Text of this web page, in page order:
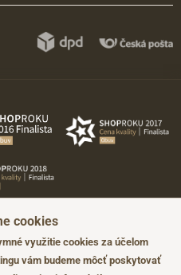
cookies
využitie cookies za účelom
vám budeme môcť poskytovať